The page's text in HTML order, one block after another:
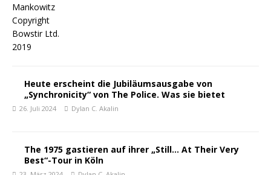
Heute erscheint die Jubiläumsausgabe von
„Synchronicity“ von The Police. Was sie bietet
26. Juli 2024 Dylan C. Akalin
The 1975 gastieren auf ihrer „Still… At Their Very
Best“-Tour in Köln